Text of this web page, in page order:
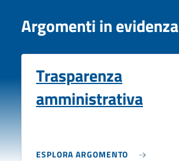
Argomenti in evidenza
Trasparenza
amministrativa
ESPLORA ARGOMENTO